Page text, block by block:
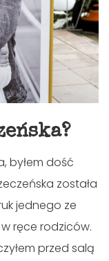
byłem dość
została
jednego ze
ręce rodziców.
przed salą